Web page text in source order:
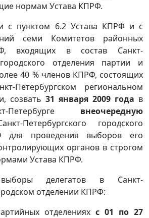
нормам Устава КПРФ.
с пунктом 6.2 Устава КПРФ и с
семи Комитетов районных
входящих в состав Санкт-
отделения партии и
40 % членов КПРФ, состоящих
Петербургском региональном
созвать 31 января 2009 года в
Петербурге внеочередную
Петербургского городского
для проведения выборов его
органов в строгом
Устава КПРФ.
делегатов в Санкт-
отделении КПРФ:
отделениях с 01 по 27